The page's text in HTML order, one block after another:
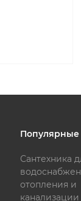
Популярные
Сантехника
отопления и
канализации